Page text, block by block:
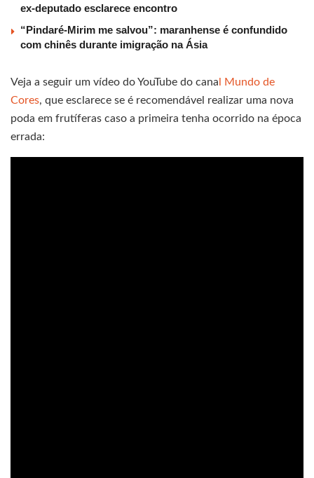
ex-deputado esclarece encontro
“Pindaré-Mirim me salvou”: maranhense é confundido
com chinês durante imigração na Ásia
Veja a seguir um vídeo do YouTube do cana l Mundo de
Cores, que esclarece se é recomendável realizar uma nova
poda em frutíferas caso a primeira tenha ocorrido na época
errada: